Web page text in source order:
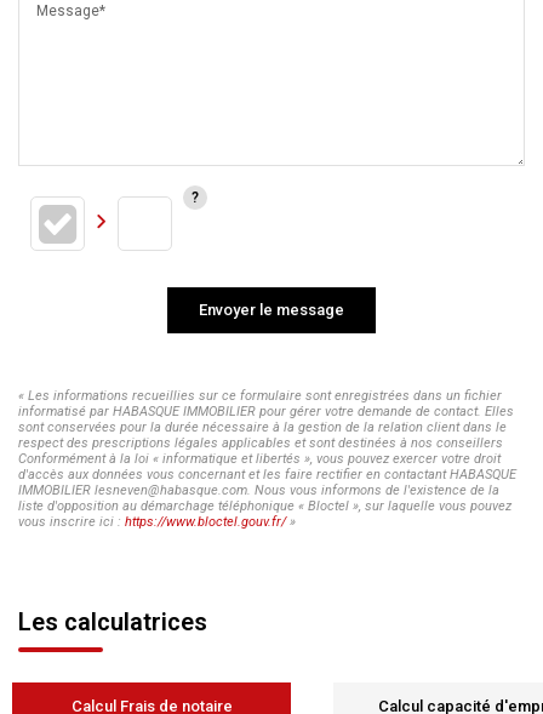
Message*
Envoyer le message
« Les informations recueillies sur ce formulaire sont enregistrées dans un fichier
informatisé par HABASQUE IMMOBILIER pour gérer votre demande de contact. Elles
sont conservées pour la durée nécessaire à la gestion de la relation client dans le
respect des prescriptions légales applicables et sont destinées à nos conseillers
Conformément à la loi « informatique et libertés », vous pouvez exercer votre droit
d'accès aux données vous concernant et les faire rectifier en contactant HABASQUE
IMMOBILIER lesneven@habasque.com. Nous vous informons de l'existence de la
liste d'opposition au démarchage téléphonique « Bloctel », sur laquelle vous pouvez
vous inscrire ici : https://www.bloctel.gouv.fr/»
Les calculatrices
Calcul Frais de notaire Calcul capacité